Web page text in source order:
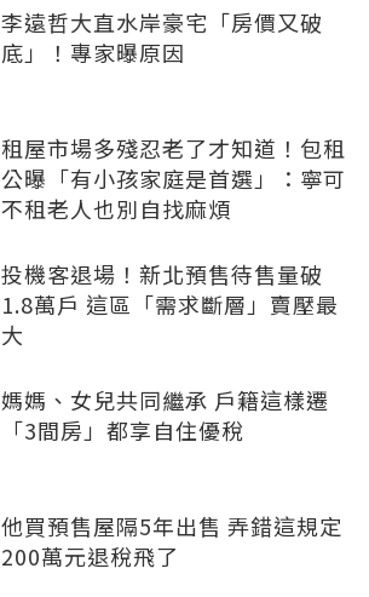
李遠哲大直水岸豪宅「房價又破
底」！專家曝原因
租屋市場多殘忍老了才知道！包租
公曝「有小孩家庭是首選」：寧可
不租老人也別自找麻煩
投機客退場！新北預售待售量破
1.8萬戶 這區「需求斷層」賣壓最
大
媽媽、女兒共同繼承 戶籍這樣遷
「3間房」都享自住優稅
他買預售屋隔5年出售 弄錯這規定
200萬元退稅飛了